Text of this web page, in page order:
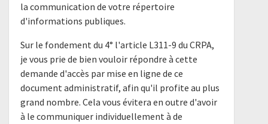
la communication de votre répertoire
d'informations publiques.
Sur le fondement du 4° l'article L311-9 du CRPA,
je vous prie de bien vouloir répondre à cette
demande d'accès par mise en ligne de ce
document administratif, afin qu'il profite au plus
grand nombre. Cela vous évitera en outre d'avoir
à le communiquer individuellement à de